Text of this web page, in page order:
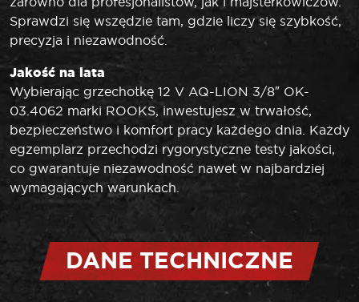
Sprawdzi się wszędzie tam, gdzie liczy się szybkość,
precyzja i niezawodność.
Jakość na lata
Wybierając grzechotkę 12 V AQ-LION 3/8″ OK-
03.4062 marki ROOKS, inwestujesz w trwałość,
bezpieczeństwo i komfort pracy każdego dnia. Każdy
egzemplarz przechodzi rygorystyczne testy jakości,
co gwarantuje niezawodność nawet w najbardziej
wymagających warunkach.
DANE TECHNICZNE